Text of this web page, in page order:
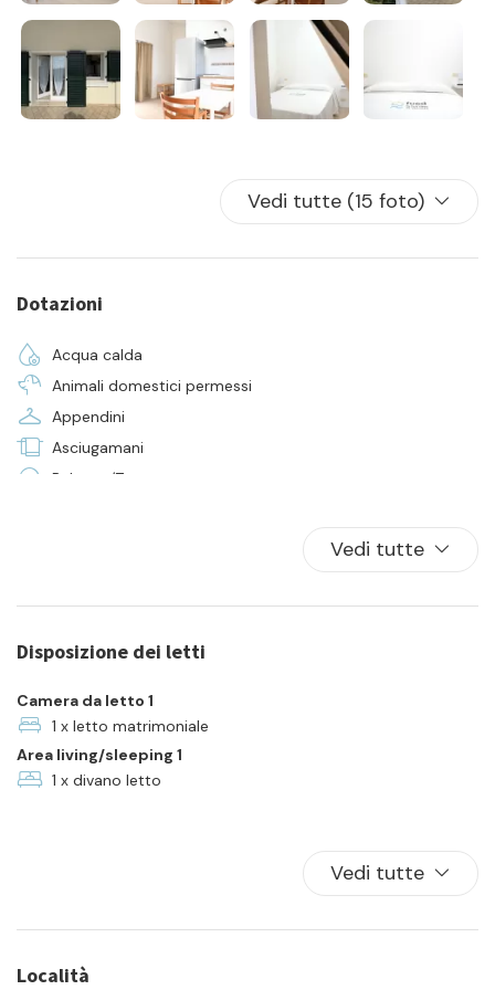
Vedi tutte (15 foto)
Dotazioni
Acqua calda
Animali domestici permessi
Appendini
Asciugamani
Balcone/Terrazza
Frigorifero
Piatti e ciotole
TV
TV a colori
Vedi tutte
Disposizione dei letti
Camera da letto 1
1 x letto matrimoniale
Area living/sleeping 1
1 x divano letto
Vedi tutte
Località